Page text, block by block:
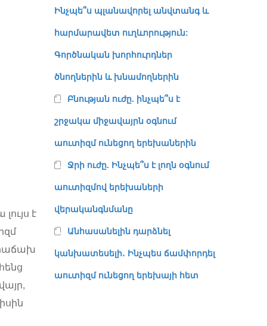
է
հաճախ
Ինչպե՞ս պլանավորել անվտանգ և
հարմարավետ ուղևորություն:
Գործնական խորհուրդներ
ծնողներին և խնամողներին
Բնության ուժը. ինչպե՞ս է
շրջակա միջավայրն օգնում
աուտիզմ ունեցող երեխաներին
Ջրի ուժը. Ինչպե՞ս է լողն օգնում
աուտիզմով երեխաների
վերականգնմանը
Անհասանելին դարձնել
կանխատեսելի․ Ինչպես ճամփորդել
աուտիզմ ունեցող երեխայի հետ